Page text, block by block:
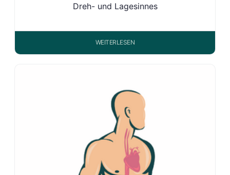
Dreh- und Lagesinnes
WEITERLESEN